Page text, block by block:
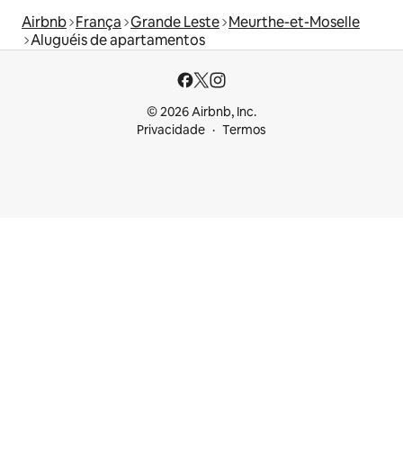
Airbnb França Grande Leste Meurthe-et-Moselle
Aluguéis de apartamentos
© 2026 Airbnb, Inc.
Privacidade
Termos